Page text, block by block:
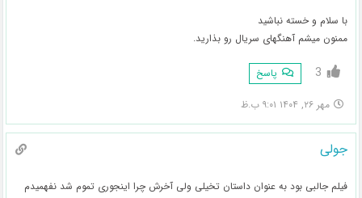
با سلام و خسته نباشید
ممنون میشم آهنگهای سریال رو بذارید.
3 پاسخ
مهر ۲۶, ۱۴۰۴ ۹:۰۱ ب.ظ
جولی
فیلم جالبی بود به عنوان داستان تخیلی ولی آخرش چرا اینجوری تموم شد نفهمیدم